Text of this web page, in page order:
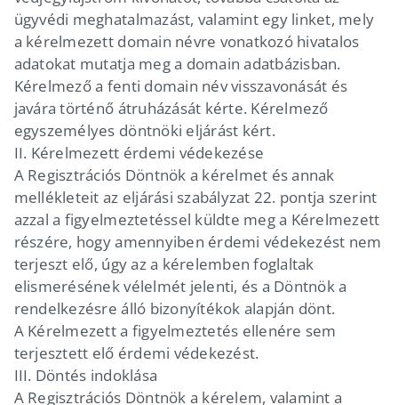
ügyvédi meghatalmazást, valamint egy linket, mely
a kérelmezett domain névre vonatkozó hivatalos
adatokat mutatja meg a domain adatbázisban.
Kérelmező a fenti domain név visszavonását és
javára történő átruházását kérte. Kérelmező
egyszemélyes döntnöki eljárást kért.
II. Kérelmezett érdemi védekezése
A Regisztrációs Döntnök a kérelmet és annak
mellékleteit az eljárási szabályzat 22. pontja szerint
azzal a figyelmeztetéssel küldte meg a Kérelmezett
részére, hogy amennyiben érdemi védekezést nem
terjeszt elő, úgy az a kérelemben foglaltak
elismerésének vélelmét jelenti, és a Döntnök a
rendelkezésre álló bizonyítékok alapján dönt.
A Kérelmezett a figyelmeztetés ellenére sem
terjesztett elő érdemi védekezést.
III. Döntés indoklása
A Regisztrációs Döntnök a kérelem, valamint a